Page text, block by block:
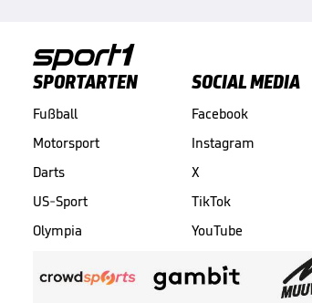
SPORTARTEN
Fußball
Motorsport
Darts
US-Sport
Olympia
SOCIAL MEDIA
Facebook
Instagram
X
TikTok
YouTube